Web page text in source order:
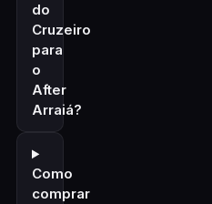
do
Cruzeiro
para
o
After
Arraiá?
Como
comprar